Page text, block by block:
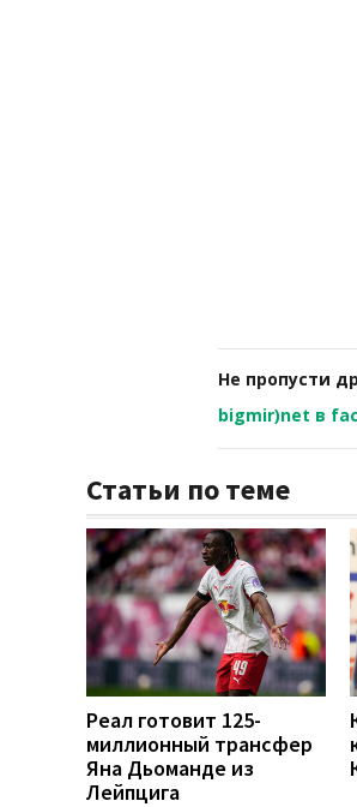
Не пропусти
bigmir)net в
Статьи по теме
Реал готовит 125-
миллионный трансфер
Яна Дьоманде из
Лейпцига